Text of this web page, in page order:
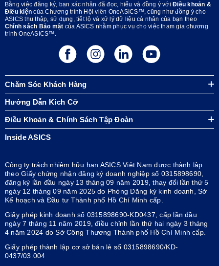
Bằng việc đăng ký, bạn xác nhận đã đọc, hiểu và đồng ý với Điều khoản &
Điều kiện của Chương trình Hội viên OneASICS™, cũng như đồng ý cho
ASICS thu thập, sử dụng, tiết lộ và xử lý dữ liệu cá nhân của bạn theo
Chính sách Bảo mật của ASICS nhằm phục vụ cho việc tham gia chương
trình OneASICS™.
Chăm Sóc Khách Hàng
Hướng Dẫn Kích Cỡ
Điều Khoản & Chính Sách Tập Đoàn
Inside ASICS
Công ty trách nhiệm hữu hạn ASICS Việt Nam được thành lập
theo Giấy chứng nhận đăng ký doanh nghiệp số 0315898690,
đăng ký lần đầu ngày 13 tháng 09 năm 2019, thay đổi lần thứ 5
ngày 12 tháng 09 năm 2025 do Phòng Đăng ký kinh doanh, Sở
Kế hoạch và Đầu tư Thành phố Hồ Chí Minh cấp.
Giấy phép kinh doanh số 0315898690-KD0437, cấp lần đầu
ngày 7 tháng 11 năm 2019, điều chỉnh lần thứ hai ngày 3 tháng
4 năm 2024 do Sở Công Thương Thành phố Hồ Chí Minh cấp.
Giấy phép thành lập cơ sở bán lẻ số 0315898690/KD-
0437/03.004